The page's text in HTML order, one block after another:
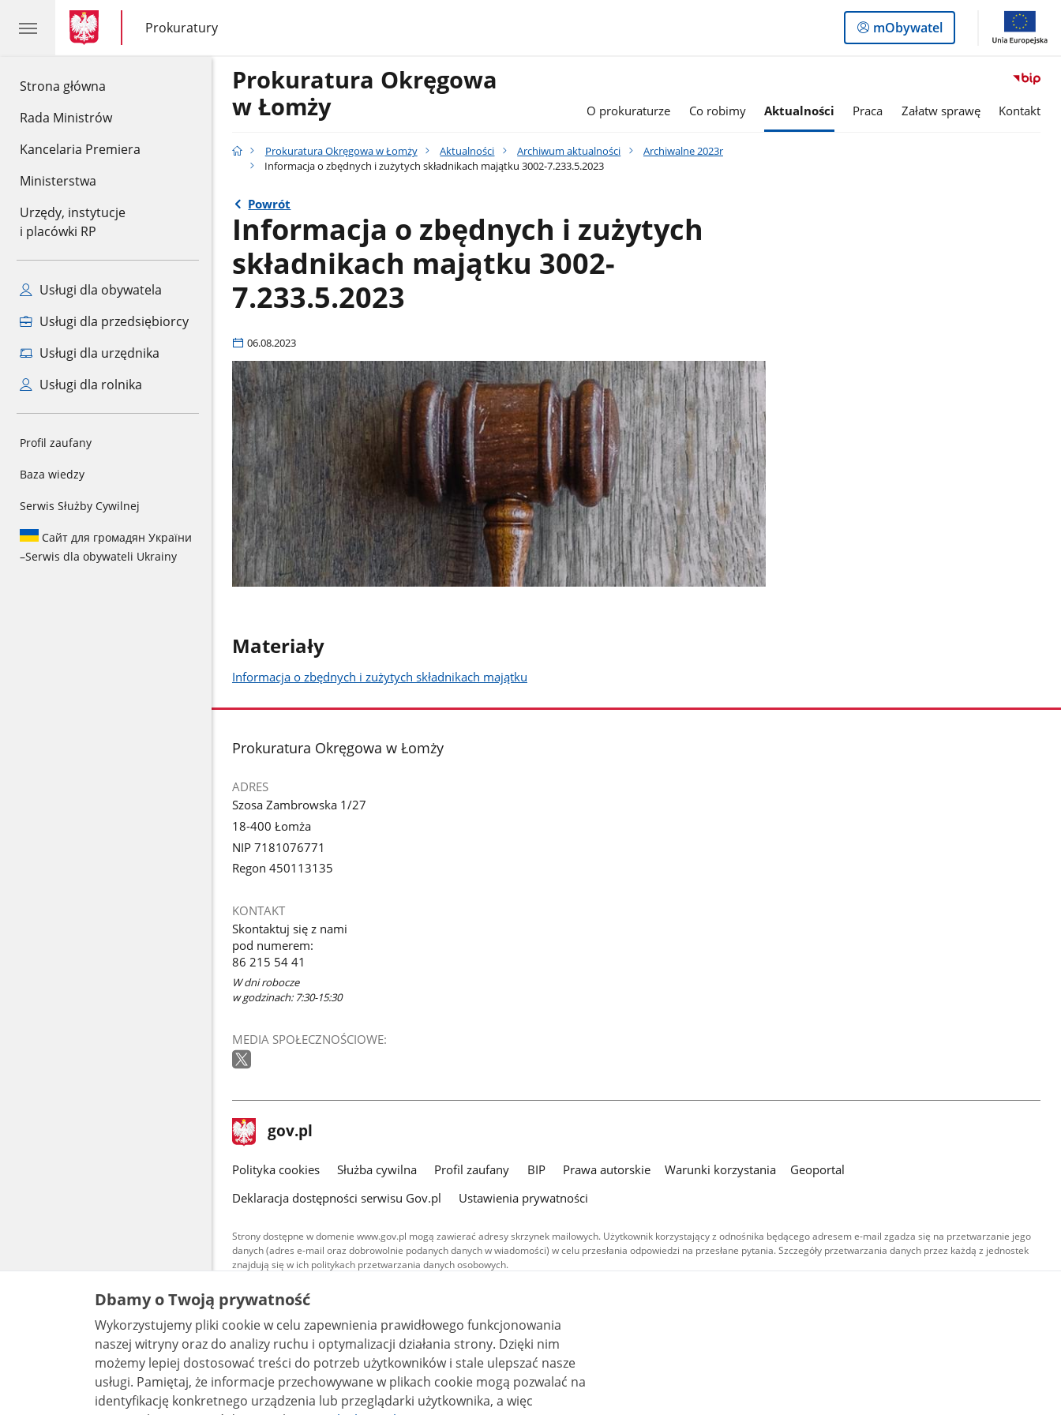
Strona główna
Rada Ministrów
Kancelaria Premiera
Ministerstwa
Urzędy, instytucje
i placówki RP
Usługi dla obywatela
Usługi dla przedsiębiorcy
Usługi dla urzędnika
Usługi dla rolnika
Profil zaufany
Baza wiedzy
Serwis Służby Cywilnej
Сайт для громадян України
–Serwis dla obywateli Ukrainy
gov.pl
gov.pl
Prokuratury
gov.pl
Prokuratury
Logowanie
do
mObywatel
Prokuratura Okręgowa
w Łomży
O prokuraturze Co robimy Aktualności Praca Załatw sprawę Kontakt
Prokuratura Okręgowa w Łomży Aktualności Archiwum aktualności
Archiwalne 2023r
Informacja o zbędnych i zużytych składnikach majątku 3002-7.233.5.2023
Powrót
Informacja o zbędnych i zużytych
składnikach majątku 3002-
7.233.5.2023
06.08.2023
Materiały
Informacja o zbędnych i zużytych składnikach majątku
stopka
Prokuratura Okręgowa w Łomży
ADRES
Szosa Zambrowska 1/27
18-400 Łomża
NIP 7181076771
Regon 450113135
KONTAKT
Skontaktuj się z nami
pod numerem:
86 215 54 41
W dni robocze
w godzinach: 7:30-15:30
MEDIA SPOŁECZNOŚCIOWE:
stopka
gov.pl Strona
gov.pl
gov.pl
Polityka cookies Służba cywilna Profil zaufany BIP Prawa autorskie Warunki korzystania
Geoportal
Deklaracja dostępności serwisu Gov.pl
Ustawienia prywatności
Strony dostępne w domenie www.gov.pl mogą zawierać adresy skrzynek mailowych. Użytkownik korzystający z odnośnika będącego adresem e-mail zgadza się na przetwarzanie jego
danych (adres e-mail oraz dobrowolnie podanych danych w wiadomości) w celu przesłania odpowiedzi na przesłane pytania. Szczegóły przetwarzania danych przez każdą z jednostek
znajdują się w ich politykach przetwarzania danych osobowych.
Treści tekstowe publikowane w serwisie (z wyłączeniem treści audiowizualnych), są
udostępniane na licencji typu Creative Commons: uznanie autorstwa - na tych samych
warunkach 4.0 (CC BY-SA 4.0). Materiały audiowizualne, w tym zdjęcia, materiały audio i wideo,
są udostępniane na licencji typu Creative Commons: uznanie autorstwa użycie niekomercyjne -
bez utworów zależnych 4.0 (CC BY-NC-ND 4.0), o ile nie jest to stwierdzone inaczej.
Dbamy o Twoją prywatność
Wykorzystujemy pliki cookie w celu zapewnienia prawidłowego funkcjonowania
naszej witryny oraz do analizy ruchu i optymalizacji działania strony. Dzięki nim
możemy lepiej dostosować treści do potrzeb użytkowników i stale ulepszać nasze
usługi. Pamiętaj, że informacje przechowywane w plikach cookie mogą pozwalać na
identyfikację konkretnego urządzenia lub przeglądarki użytkownika, a więc